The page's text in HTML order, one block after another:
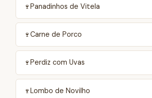
Panadinhos de Vitela
Carne de Porco
Perdiz com Uvas
Lombo de Novilho